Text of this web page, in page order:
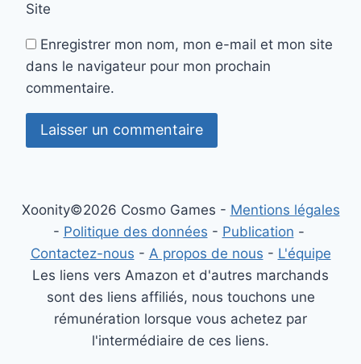
Site
Enregistrer mon nom, mon e-mail et mon site
dans le navigateur pour mon prochain
commentaire.
Xoonity©2026 Cosmo Games - Mentions légales
- Politique des données - Publication -
Contactez-nous - A propos de nous - L'équipe
Les liens vers Amazon et d'autres marchands
sont des liens affiliés, nous touchons une
rémunération lorsque vous achetez par
l'intermédiaire de ces liens.